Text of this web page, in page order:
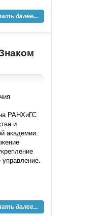
далее...
РАНХиГС
и
академии.
далее...